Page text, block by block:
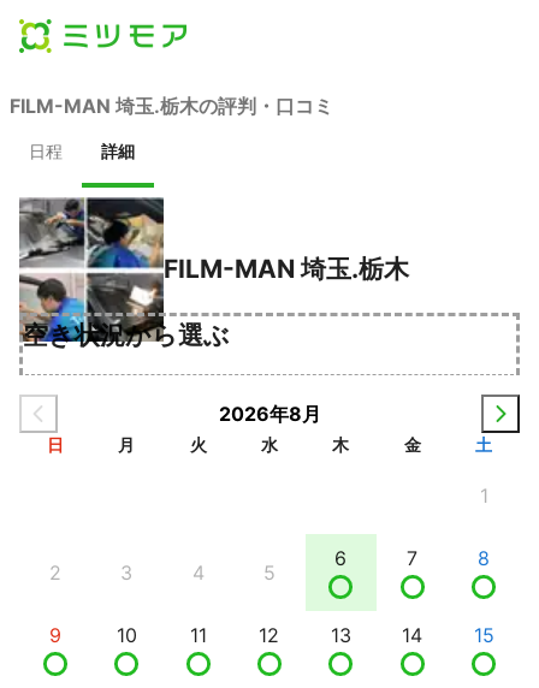
FILM-MAN 埼玉.栃木の評判・口コミ
日程 詳細
FILM-MAN 埼玉.栃木
空き状況から選ぶ
2026年8月
日 月 火 水 木 金 土
1
2 3 4 5
6 7 8
9 10 11 12 13 14 15